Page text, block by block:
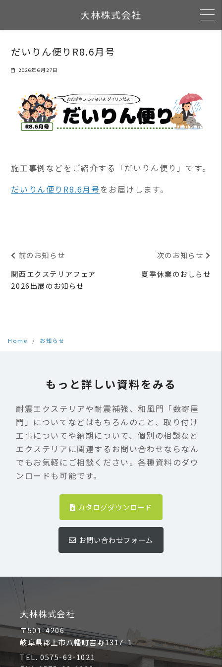
content
大林株式会社
だいりん便りR8.6月号
2026年6月27日
施工事例などをご紹介する「だいりん便り」です。
だいりん便りR8.6月号をお届けします。
前のお知らせ
関西エクステリアフェア
2026出展のお知らせ
次のお知らせ
夏季休業のおしらせ
Home お知らせ
もっと詳しい資料をみる
耐震エクステリアや耐震補強、和風門「数寄屋
門」についてなどはもちろんのこと、取り付け
工事についてや納期について、個別の相談など
エクステリアに関連するお問い合わせならなん
でもお気軽にご相談ください。各種資料のダウ
ンロードも可能です。
カタログダウンロード
お問い合わせフォーム
大林株式会社
〒501-4206
岐阜県郡上市八幡町吉野1317-1
TEL. 0575-63-1021